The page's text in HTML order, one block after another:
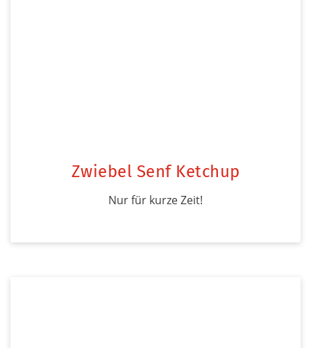
Zwiebel Senf Ketchup
Nur für kurze Zeit!